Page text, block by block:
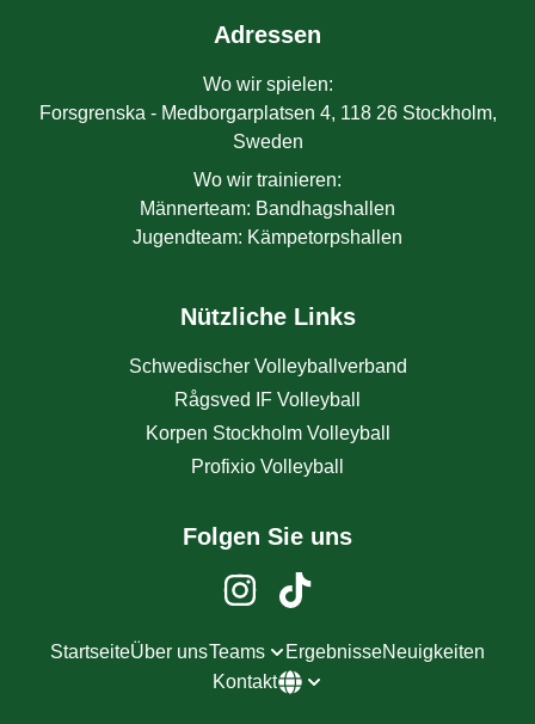
Adressen
Wo wir spielen:
Forsgrenska - Medborgarplatsen 4, 118 26 Stockholm,
Sweden
Wo wir trainieren:
Männerteam: Bandhagshallen
Jugendteam: Kämpetorpshallen
Nützliche Links
Schwedischer Volleyballverband
Rågsved IF Volleyball
Korpen Stockholm Volleyball
Profixio Volleyball
Folgen Sie uns
StartseiteÜber unsTeams ErgebnisseNeuigkeiten
Kontakt